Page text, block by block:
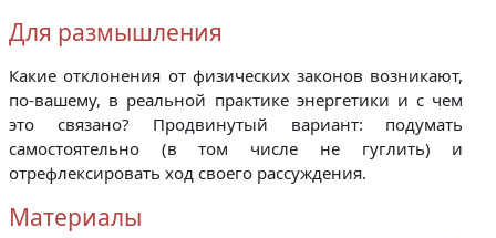
Для размышления
Какие отклонения от физических законов возникают,
по-вашему, в реальной практике энергетики и с чем
это связано? Продвинутый вариант: подумать
самостоятельно (в том числе не гуглить) и
отрефлексировать ход своего рассуждения.
Материалы